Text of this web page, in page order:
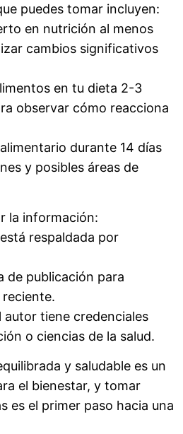
puedes tomar incluyen:
en nutrición al menos
cambios significativos
en tu dieta 2-3
observar cómo reacciona
durante 14 días
y posibles áreas de
la información:
respaldada por
de publicación para
autor tiene credenciales
o ciencias de la salud.
y saludable es un
el bienestar, y tomar
es el primer paso hacia una